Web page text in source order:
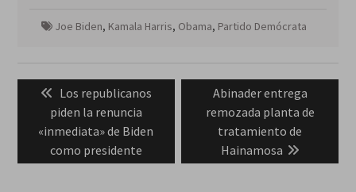
Joe Biden, Kamala Harris, Obama, Partido Demócrata
entradas
Previous
post:
Los republicanos
piden la renuncia
«inmediata» de Biden
como presidente
Next
post:
Abinader entrega
remozada planta de
tratamiento de
Hainamosa